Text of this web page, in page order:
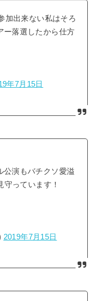
のかについてもまと
ホールの座席表とキ
座席表の画像は
加出来ない私はそろ
落選したから仕方
年7月15日
公演もバチクソ愛溢
っています！
2019年7月15日